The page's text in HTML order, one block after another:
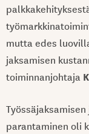
mutta edes
jaksamisen
toiminnanjohtaja
parantaminen oli